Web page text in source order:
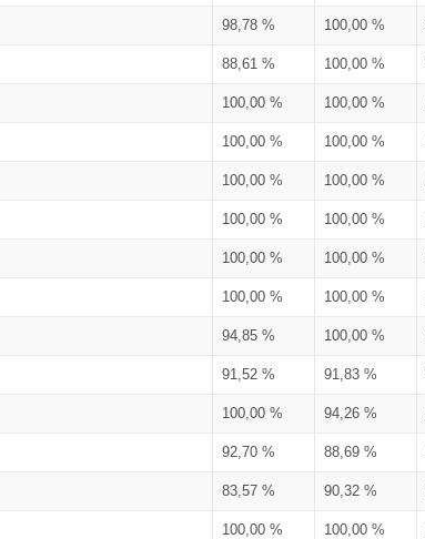
98,78 % 100,00 %
88,61 % 100,00 %
100,00 % 100,00 %
100,00 % 100,00 %
100,00 % 100,00 %
100,00 % 100,00 %
100,00 % 100,00 %
100,00 % 100,00 %
94,85 % 100,00 %
91,52 % 91,83 %
100,00 % 94,26 %
92,70 % 88,69 %
83,57 % 90,32 %
100,00 % 100,00 %